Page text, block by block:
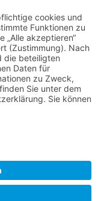
am Main - Stadt